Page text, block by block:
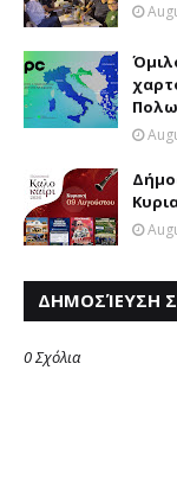
ΔΗΜΟΣΊΕΥΣΗ
0 Σχόλια